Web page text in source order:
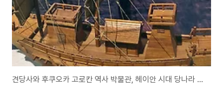
견당사와 후쿠오카 고로칸 역사 박물관, 헤이안 시대 당나라 외교